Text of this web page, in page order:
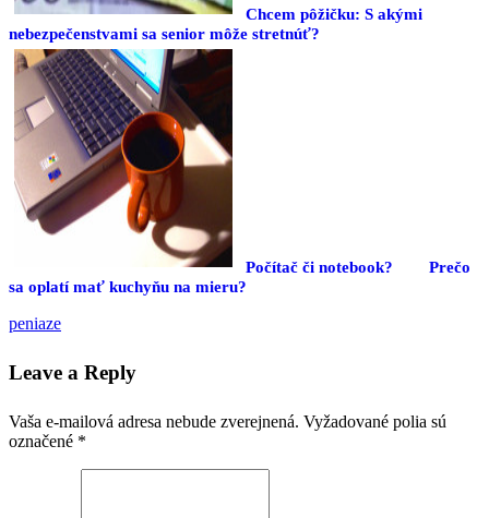
Chcem pôžičku: S akými
nebezpečenstvami sa senior môže stretnúť?
Počítač či notebook?
Prečo
sa oplatí mať kuchyňu na mieru?
peniaze
Leave a Reply
Vaša e-mailová adresa nebude zverejnená. Vyžadované polia sú
označené *